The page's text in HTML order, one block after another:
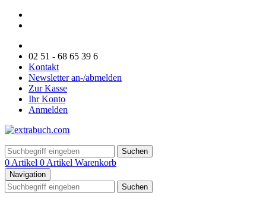
02 51 - 68 65 39 6
Kontakt
Newsletter an-/abmelden
Zur Kasse
Ihr Konto
Anmelden
Suchen
0 Artikel 0 Artikel Warenkorb
Navigation
Suchen